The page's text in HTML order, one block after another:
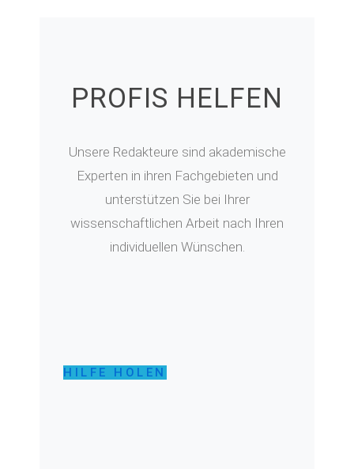
PROFIS HELFEN
Unsere Redakteure sind akademische
Experten in ihren Fachgebieten und
unterstützen Sie bei Ihrer
wissenschaftlichen Arbeit nach Ihren
individuellen Wünschen.
HILFE HOLEN